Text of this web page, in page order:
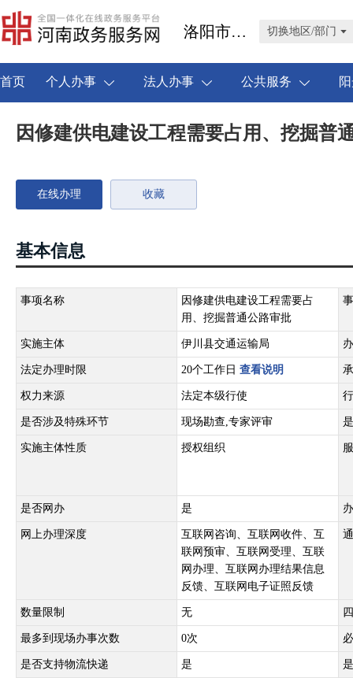
洛阳市伊川县 切换地区/部门
首页 个人办事 法人办事 公共服务
因修建供电建设工程需要占用、挖掘普
在线办理 收藏
基本信息
事项名称
因修建供电建设工程需要占
用、挖掘普通公路审批
实施主体 伊川县交通运输局
法定办理时限 20个工作日 查看说明
权力来源 法定本级行使
是否涉及特殊环节 现场勘查,专家评审
实施主体性质 授权组织
是否网办 是
网上办理深度
互联网咨询、互联网收件、互
联网预审、互联网受理、互联
网办理、互联网办理结果信息
反馈、互联网电子证照反馈
数量限制 无
最多到现场办事次数 0次
是否支持物流快递 是